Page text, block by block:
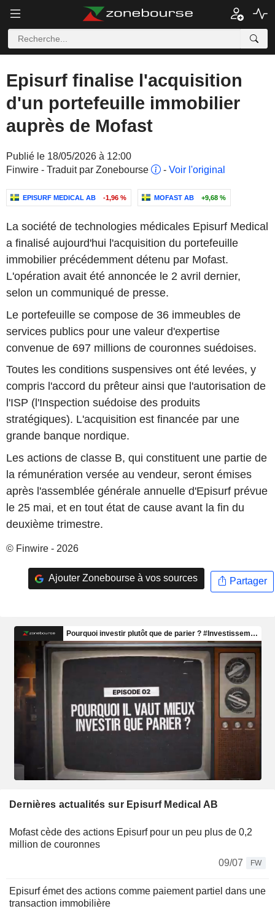
Episurf finalise l'acquisition
d'un portefeuille immobilier
auprès de Mofast
Publié le 18/05/2026 à 12:00
Finwire - Traduit par Zonebourse
- Voir l'original
EPISURF MEDICAL AB -1,96 % MOFAST AB +9,68 %
La société de technologies médicales Episurf Medical
a finalisé aujourd'hui l'acquisition du portefeuille
immobilier précédemment détenu par Mofast.
L'opération avait été annoncée le 2 avril dernier,
selon un communiqué de presse.
Le portefeuille se compose de 36 immeubles de
services publics pour une valeur d'expertise
convenue de 697 millions de couronnes suédoises.
Toutes les conditions suspensives ont été levées, y
compris l'accord du prêteur ainsi que l'autorisation de
l'ISP (l'Inspection suédoise des produits
stratégiques). L'acquisition est financée par une
grande banque nordique.
Les actions de classe B, qui constituent une partie de
la rémunération versée au vendeur, seront émises
après l'assemblée générale annuelle d'Episurf prévue
le 25 mai, et en tout état de cause avant la fin du
deuxième trimestre.
© Finwire - 2026
Ajouter Zonebourse à vos sources Partager
Dernières actualités sur Episurf Medical AB
Mofast cède des actions Episurf pour un peu plus de 0,2
million de couronnes
09/07
FW
Episurf émet des actions comme paiement partiel dans une
transaction immobilière